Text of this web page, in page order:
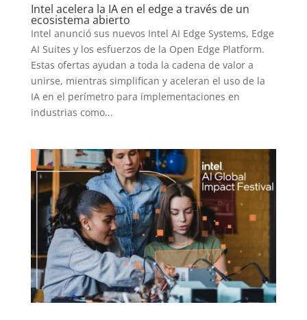
Intel acelera la IA en el edge a través de un
ecosistema abierto
Intel anunció sus nuevos Intel AI Edge Systems, Edge
AI Suites y los esfuerzos de la Open Edge Platform.
Estas ofertas ayudan a toda la cadena de valor a
unirse, mientras simplifican y aceleran el uso de la
IA en el perímetro para implementaciones en
industrias como...